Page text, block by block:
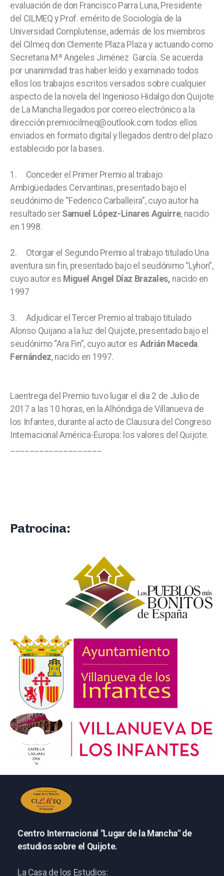
evaluación de don Francisco Parra Luna, Presidente
del CILMEQ y Prof. emérito de Sociología de la
Universidad Complutense, además de los miembros
del Cilmeq don Clemente Plaza Plaza y actuando como
Secretaria Mª Angeles Jiménez García. Se acuerda
por unanimidad tras haber leído y examinado todos
ellos los trabajos escritos versados sobre cualquier
aspecto de la novela del Ingenioso Hidalgo don Quijote
de La Mancha llegados por correo electrónico a la
dirección premiocilmeq@outlook.com todos ellos
enviados en formato digital y llegados dentro del plazo
establecido por la bases.
1. Conceder el Primer Premio al trabajo
Ambigüedades Cervantinas, presentado bajo el
seudónimo de “Federico Carballeira”, cuyo autor ha
resultado ser Samuel López-Linares Aguirre, nacido
en 1998.
2. Otorgar el Segundo Premio al trabajo titulado Una
aventura sin fin, presentado bajo el seudónimo “Lyhon”,
cuyo autor es Miguel Angel Díaz Brazales, nacido en
1997
3. Adjudicar el Tercer Premio al trabajo titulado
Alonso Quijano a la luz del Quijote, presentado bajo el
seudónimo “Ara Fin”, cuyo autor es Adrián Maceda
Fernández, nacido en 1997.
Laentrega del Premio tuvo lugar el dia 2 de Julio de
2017 a las 10 horas, en la Alhóndiga de Villanueva de
los Infantes, durante al acto de Clausura del Congreso
Internacional América-Europa: los valores del Quijote.
Patrocina:
Centro Internacional "Lugar de la Mancha" de
estudios sobre el Quijote.
La Casa de los Estudios: